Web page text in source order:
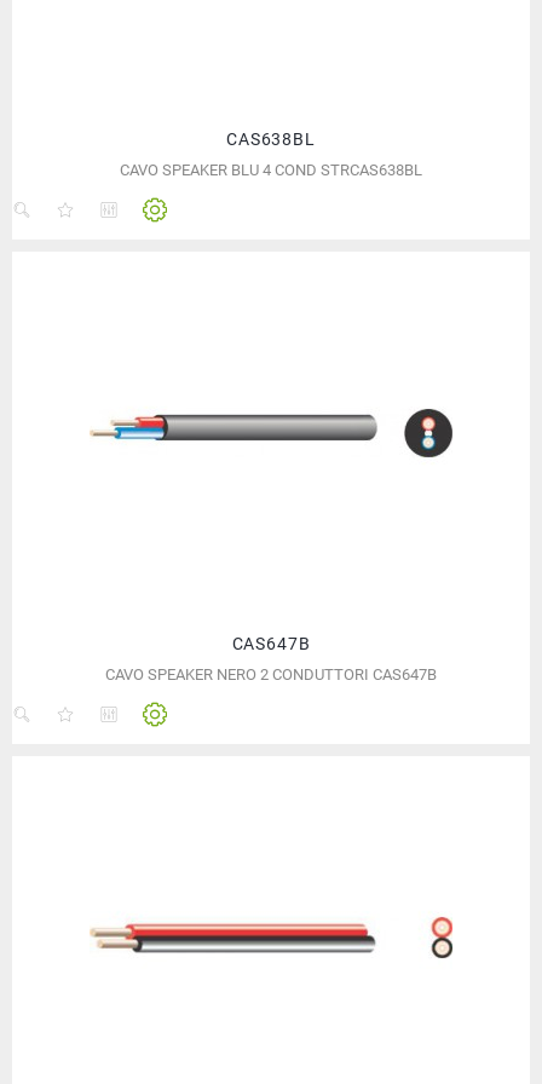
CAS638BL
CAVO SPEAKER BLU 4 COND STRCAS638BL
CAS647B
CAVO SPEAKER NERO 2 CONDUTTORI CAS647B